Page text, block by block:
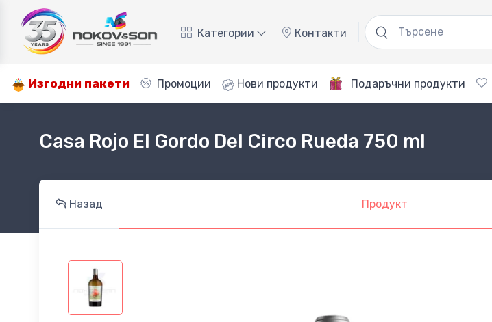
Категории Контакти
Изгодни пакети Промоции Нови продукти Подаръчни продукти
Casa Rojo El Gordo Del Circo Rueda 750 ml
Назад Продукт